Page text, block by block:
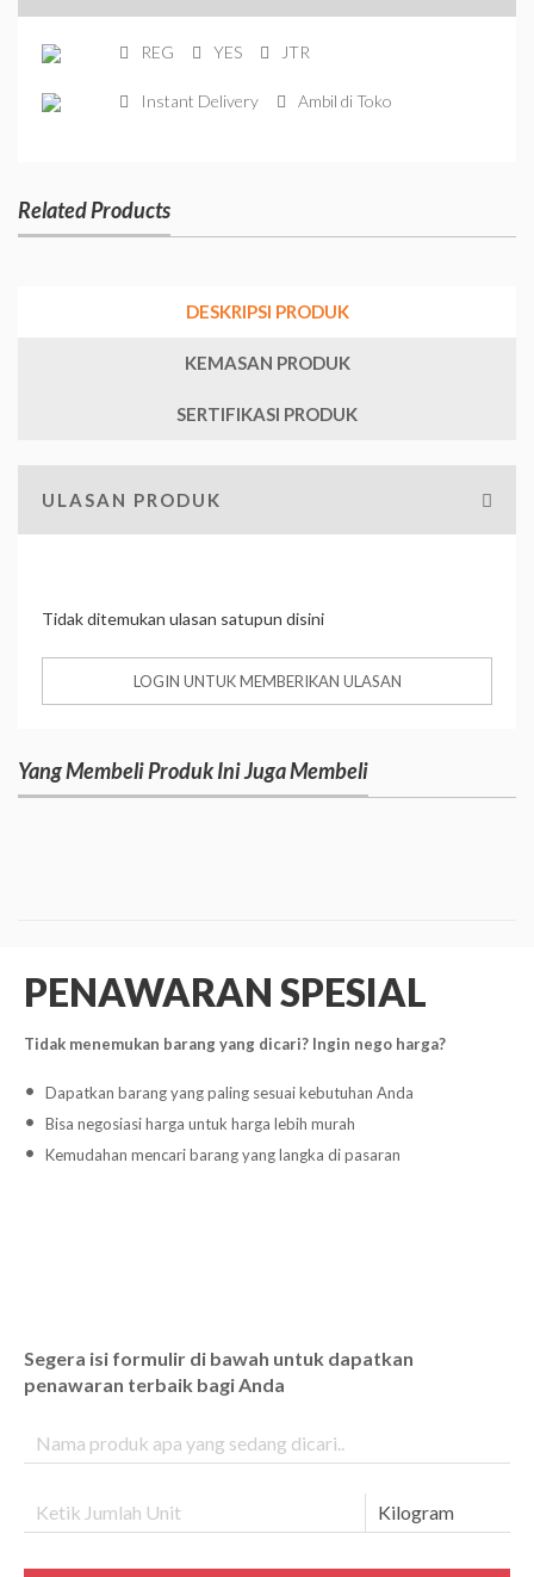
REG YES JTR
Instant Delivery Ambil di Toko
Related Products
DESKRIPSI PRODUK
KEMASAN PRODUK
SERTIFIKASI PRODUK
ULASAN PRODUK
Tidak ditemukan ulasan satupun disini
LOGIN UNTUK MEMBERIKAN ULASAN
Yang Membeli Produk Ini Juga Membeli
PENAWARAN SPESIAL
Tidak menemukan barang yang dicari? Ingin nego harga?
Dapatkan barang yang paling sesuai kebutuhan Anda
Bisa negosiasi harga untuk harga lebih murah
Kemudahan mencari barang yang langka di pasaran
Segera isi formulir di bawah untuk dapatkan
penawaran terbaik bagi Anda